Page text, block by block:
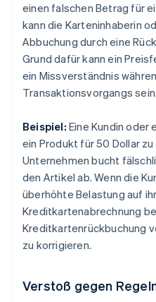
einen falschen Betrag für
kann die Karteninhaberin
Abbuchung durch eine
Grund dafür kann ein
ein Missverständnis
Transaktionsvorgangs sein.
Beispiel: Eine Kundin oder
ein Produkt für 50 Dollar
Unternehmen bucht
den Artikel ab. Wenn die
überhöhte Belastung auf
Kreditkartenabrechnung
Kreditkartenrückbuchung
zu korrigieren.
Verstoß gegen